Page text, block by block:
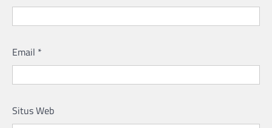
Email *
Situs Web